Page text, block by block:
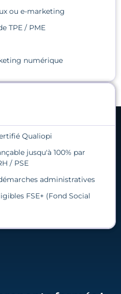
ou e-marketing
TPE / PME
numérique
Qualiopi
jusqu'à 100% par
/ PSE
administratives
FSE+ (Fond Social